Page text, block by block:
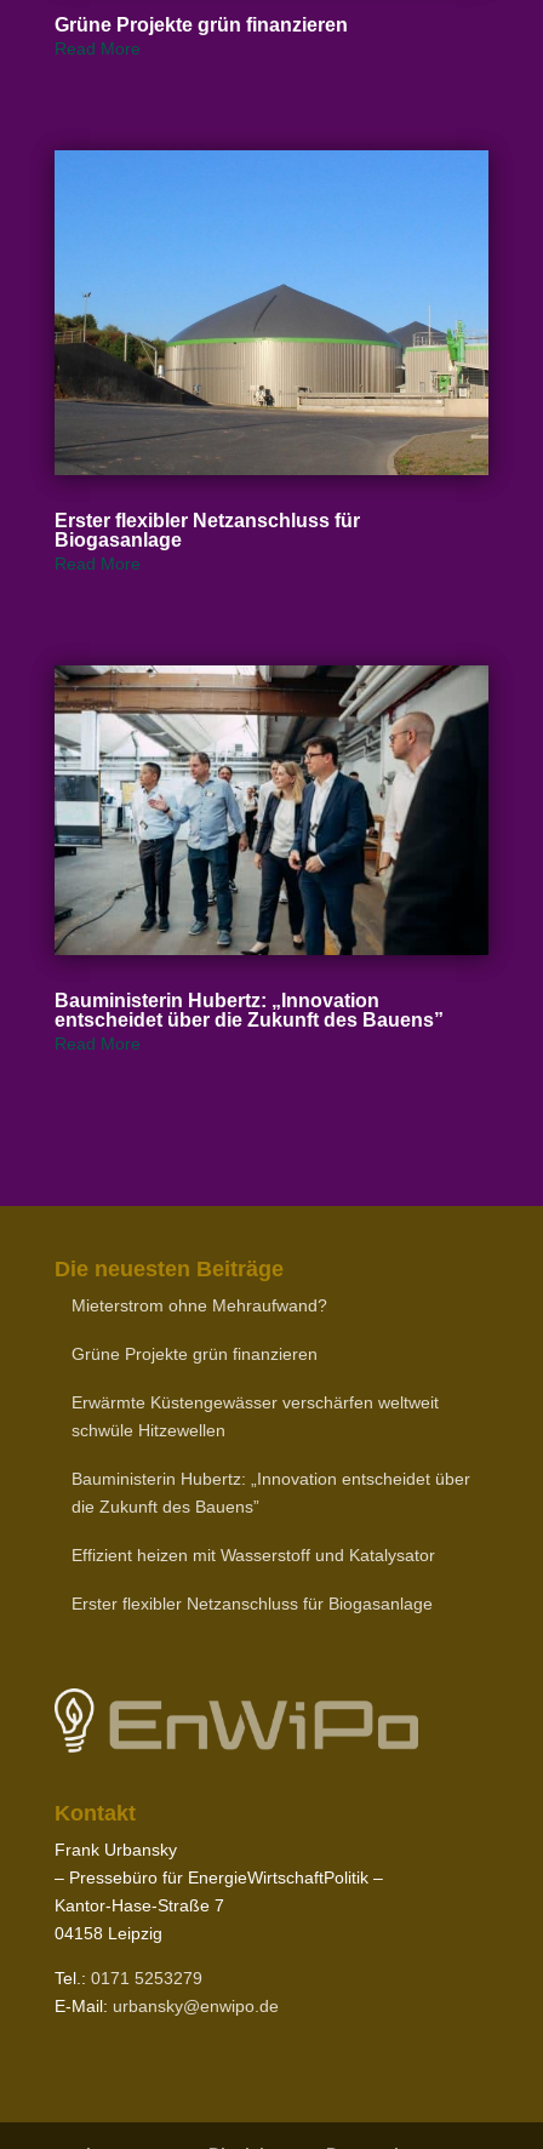
Grüne Projekte grün finanzieren
Read More
Erster flexibler Netz­an­schluss für
Biogasanlage
Read More
Baumi­nis­terin Hubertz: „Inno­vation
entscheidet über die Zukunft des Bauens”
Read More
Die neuesten Beiträge
Mieter­strom ohne Mehraufwand?
Grüne Projekte grün finanzieren
Erwärmte Küsten­ge­wässer verschärfen weltweit
schwüle Hitzewellen
Baumi­nis­terin Hubertz: „Inno­vation entscheidet über
die Zukunft des Bauens”
Effizient heizen mit Wasser­stoff und Katalysator
Erster flexibler Netz­an­schluss für Biogasanlage
Kontakt
Frank Urbansky
– Pres­sebüro für EnergieWirtschaftPolitik –
Kantor-​Hase-​Straße 7
04158Leipzig
Tel.: 0171 5253279
E‑Mail: urbansky@​enwipo.​de